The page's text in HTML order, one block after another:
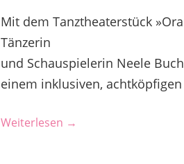
Mit dem Tanztheaterstück
Tänzerin
und Schauspielerin Neele
einem inklusiven,
Weiterlesen →